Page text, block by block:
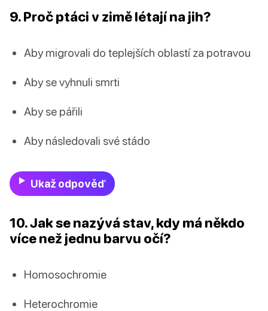
9. Proč ptáci v zimě létají na jih?
Aby migrovali do teplejších oblastí za potravou
Aby se vyhnuli smrti
Aby se pářili
Aby následovali své stádo
Ukaž odpověď
10. Jak se nazývá stav, kdy má někdo
více než jednu barvu očí?
Homosochromie
Heterochromie